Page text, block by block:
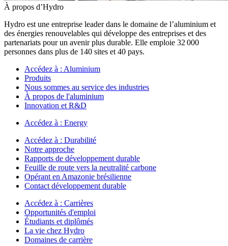
À propos d’Hydro
Hydro est une entreprise leader dans le domaine de l’aluminium et
des énergies renouvelables qui développe des entreprises et des
partenariats pour un avenir plus durable. Elle emploie 32 000
personnes dans plus de 140 sites et 40 pays.
Accédez à : Aluminium
Produits
Nous sommes au service des industries
À propos de l'aluminium
Innovation et R&D
Accédez à : Energy
Accédez à : Durabilité
Notre approche
Rapports de développement durable
Feuille de route vers la neutralité carbone
Opérant en Amazonie brésilienne
Contact développement durable
Accédez à : Carrières
Opportunités d'emploi
Étudiants et diplômés
La vie chez Hydro
Domaines de carrière